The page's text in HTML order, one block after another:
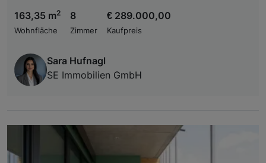
163,35 m2
Wohnfläche
8
Zimmer
€ 289.000,00
Kaufpreis
Sara Hufnagl
SE Immobilien GmbH